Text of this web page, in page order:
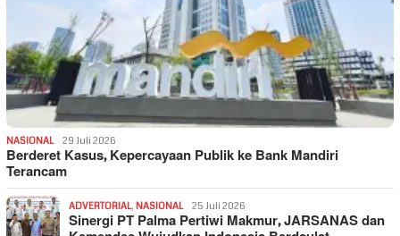
NASIONAL 29 Juli 2026
Berderet Kasus, Kepercayaan Publik ke Bank Mandiri
Terancam
ADVERTORIAL, NASIONAL 25 Juli 2026
Sinergi PT Palma Pertiwi Makmur, JARSANAS dan